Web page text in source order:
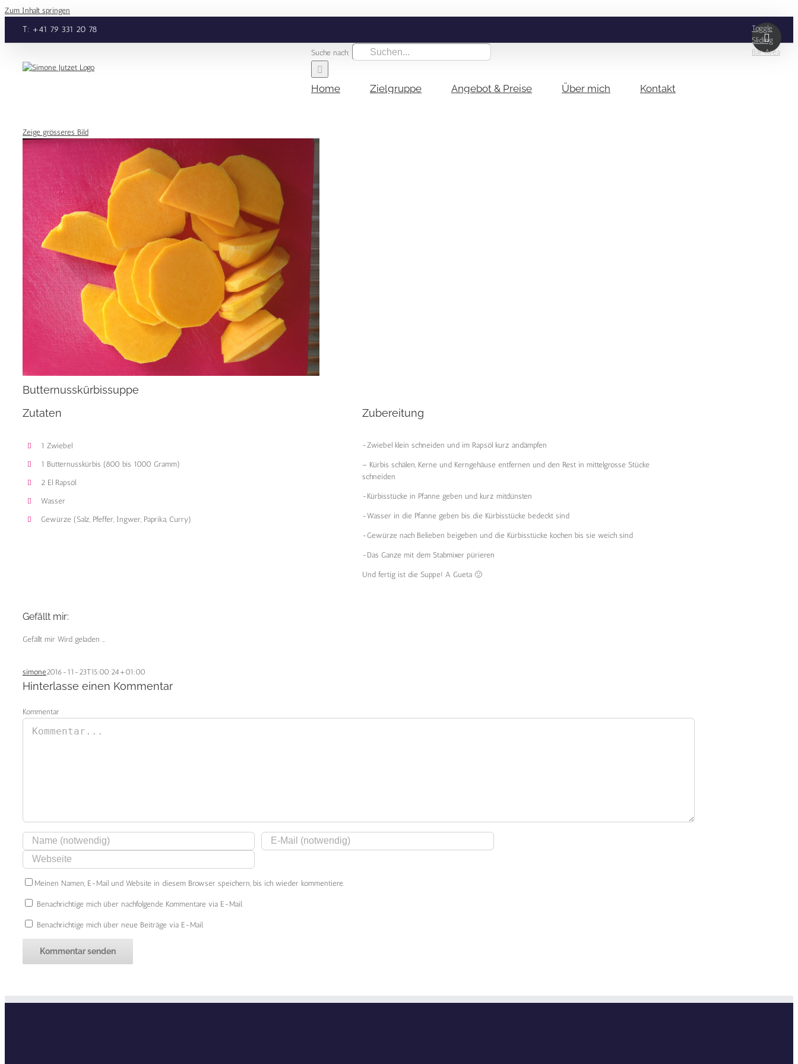
Zum Inhalt springen
T: +41 79 331 20 78
Suche nach:
Home Zielgruppe Angebot & Preise Über mich Kontakt
Zeige grösseres Bild
Butternusskürbissuppe
Zutaten
1 Zwiebel
1 Butternusskürbis (800 bis 1000 Gramm)
2 El Rapsöl
Wasser
Gewürze (Salz, Pfeffer, Ingwer, Paprika, Curry)
Zubereitung
-Zwiebel klein schneiden und im Rapsöl kurz andämpfen
– Kürbis schälen, Kerne und Kerngehäuse entfernen und den Rest in mittelgrosse Stücke
schneiden
-Kürbisstücke in Pfanne geben und kurz mitdünsten
-Wasser in die Pfanne geben bis die Kürbisstücke bedeckt sind
-Gewürze nach Belieben beigeben und die Kürbisstücke kochen bis sie weich sind
-Das Ganze mit dem Stabmixer pürieren
Und fertig ist die Suppe! A Gueta 🙂
Gefällt mir:
Gefällt mir Wird geladen …
simone2016-11-23T15:00:24+01:00
Hinterlasse einen Kommentar
Kommentar
Meinen Namen, E-Mail und Website in diesem Browser speichern, bis ich wieder kommentiere.
Benachrichtige mich über nachfolgende Kommentare via E-Mail.
Benachrichtige mich über neue Beiträge via E-Mail.
Toggle
Sliding
Bar Area